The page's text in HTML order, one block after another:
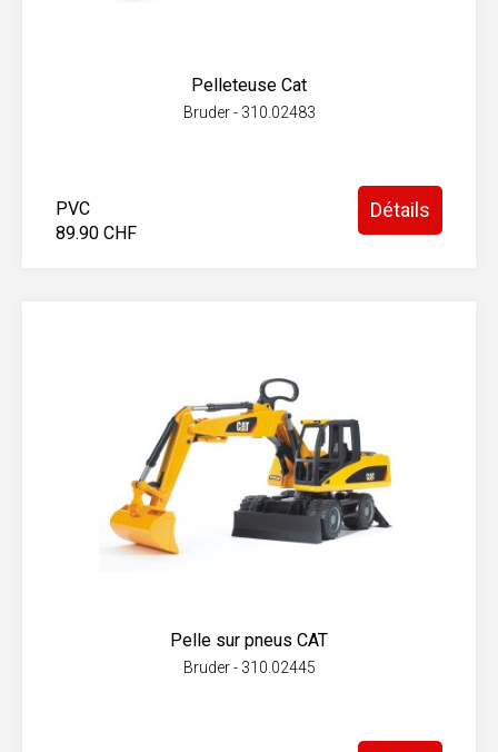
Pelleteuse Cat
Bruder - 310.02483
PVC
89.90 CHF
Détails
Pelle sur pneus CAT
Bruder - 310.02445